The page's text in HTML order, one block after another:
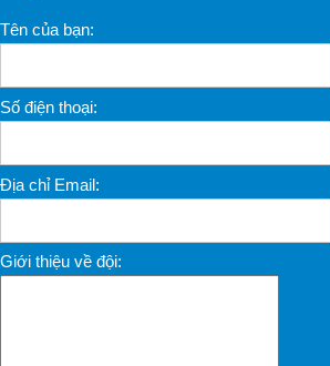
Tên của bạn:
Số điện thoại:
Địa chỉ Email:
Giới thiệu về đội: